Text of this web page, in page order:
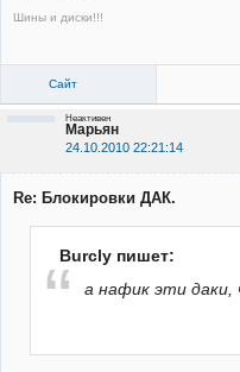
Шины и диски!!!
Сайт
Марьян
24.10.2010 22:21:14
Неактивен
Re: Блокировки ДАК.
Burcly пишет:
а нафик эти даки,